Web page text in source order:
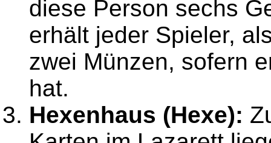
diese Person sechs
erhält jeder Spieler,
zwei Münzen, sofern
hat.
Hexenhaus (Hexe):